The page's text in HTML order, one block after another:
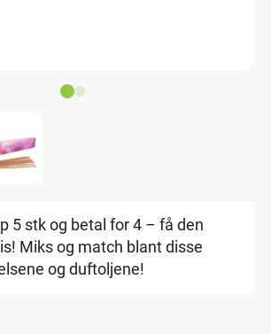
5 stk og betal for 4 – få den
Miks og match blant disse
og duftoljene!